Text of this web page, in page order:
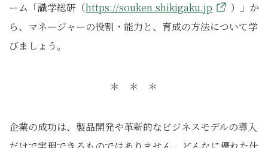
ーム「識学総研（https://souken.shikigaku.jp
）」か
ら、マネージャーの役割・能力と、育成の方法について学
びましょう。
＊ ＊ ＊
企業の成功は、製品開発や革新的なビジネスモデルの導入